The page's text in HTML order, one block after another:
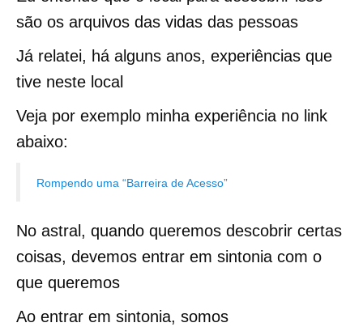
são os arquivos das vidas das pessoas
Já relatei, há alguns anos, experiências que
tive neste local
Veja por exemplo minha experiência no link
abaixo:
Rompendo uma “Barreira de Acesso”
No astral, quando queremos descobrir certas
coisas, devemos entrar em sintonia com o
que queremos
Ao entrar em sintonia, somos